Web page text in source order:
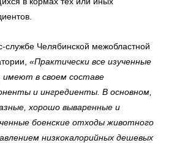
службе Челябинской межобластной
«Практически все изученные
имеют в своем составе
и ингредиенты. В основном,
хорошо вываренные и
боенские отходы животного
низкокалорийных дешевых